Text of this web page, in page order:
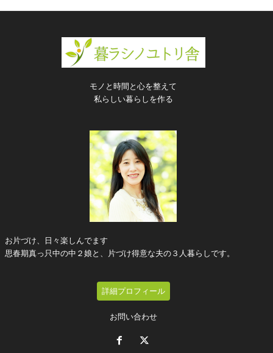
モノと時間と心を整えて
私らしい暮らしを作る
お片づけ、日々楽しんでます
思春期真っ只中の中２娘と、片づけ得意な夫の３人暮らしです。
詳細プロフィール
お問い合わせ